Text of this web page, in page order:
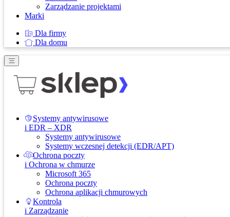
Zarządzanie projektami
Marki
Dla firmy
Dla domu
Systemy antywirusowe
i EDR – XDR
Systemy antywirusowe
Systemy wczesnej detekcji (EDR/APT)
Ochrona poczty
i Ochrona w chmurze
Microsoft 365
Ochrona poczty
Ochrona aplikacji chmurowych
Kontrola
i Zarządzanie